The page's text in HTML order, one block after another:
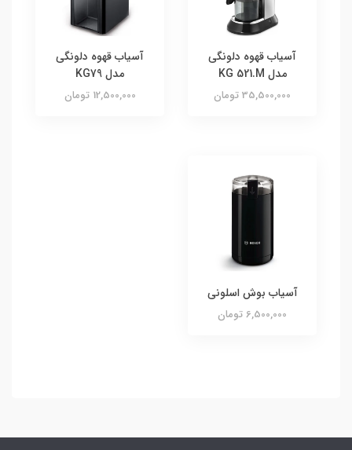
آسیاب قهوه دلونگی
مدل KG 521.M
35,500,000 تومان
آسیاب قهوه دلونگی
مدل KG79
12,500,000 تومان
آسیاب بوش اسلونی
6,500,000 تومان